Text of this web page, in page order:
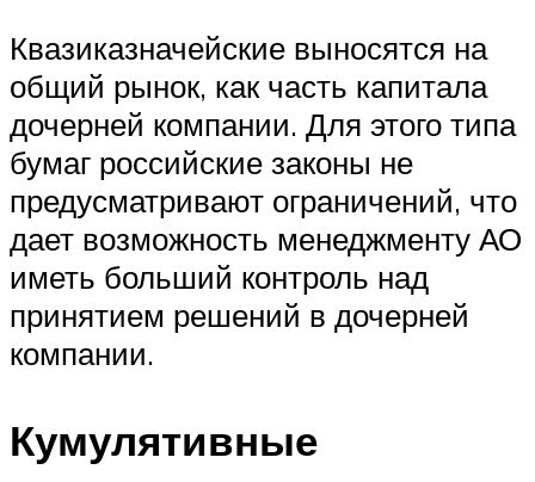
Квазиказначейские выносятся на
общий рынок, как часть капитала
дочерней компании. Для этого типа
бумаг российские законы не
предусматривают ограничений, что
дает возможность менеджменту АО
иметь больший контроль над
принятием решений в дочерней
компании.
Кумулятивные